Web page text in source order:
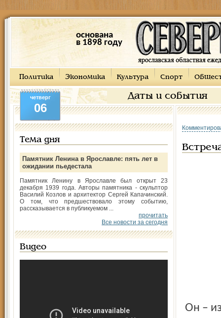
основана
в 1898 году
Политика Экономика Культура Спорт
Даты и события
четверг
06
Тема дня
Памятник Ленина в Ярославле: пять лет в
ожидании пьедестала
Памятник Ленину в Ярославле был открыт 23
декабря 1939 года. Авторы памятника - скульптор
Василий Козлов и архитектор Сергей Капачинский.
О том, что предшествовало этому событию,
рассказывается в публикуемом ...
прочитать
Все новости за сегодня
Видео
Он – известный богослов и православный публицист,